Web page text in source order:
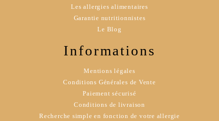
Les allergies alimentaires
Garantie nutritionnistes
Le Blog
Informations
Mentions légales
Conditions Générales de Vente
Paiement sécurisé
Conditions de livraison
Recherche simple en fonction de votre allergie